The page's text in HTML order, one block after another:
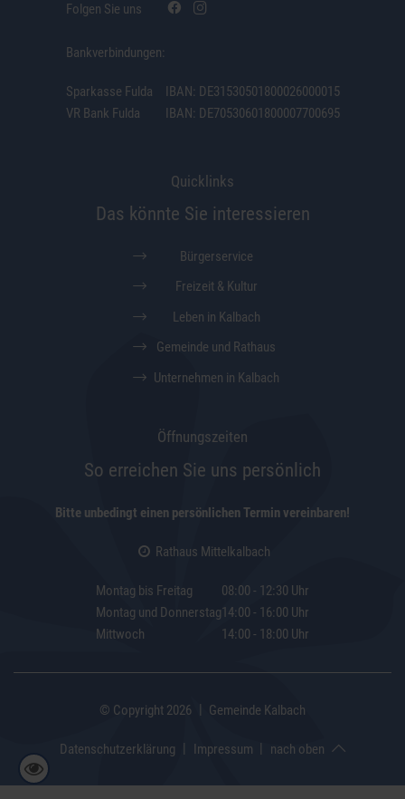
Folgen Sie uns
Bankverbindungen:
Sparkasse Fulda
VR Bank Fulda
IBAN: DE31530501800026000015
IBAN: DE70530601800007700695
Quicklinks
Das könnte Sie interessieren
Bürgerservice
Freizeit & Kultur
Leben in Kalbach
Gemeinde und Rathaus
Unternehmen in Kalbach
Öffnungszeiten
So erreichen Sie uns persönlich
Bitte unbedingt einen persönlichen Termin vereinbaren!
Rathaus Mittelkalbach
Montag bis Freitag
08:00 - 12:30 Uhr
Montag und Donnerstag14:00 - 16:00 Uhr
Mittwoch
14:00 - 18:00 Uhr
© Copyright 2026 | Gemeinde Kalbach
Datenschutzerklärung | Impressum | nach oben